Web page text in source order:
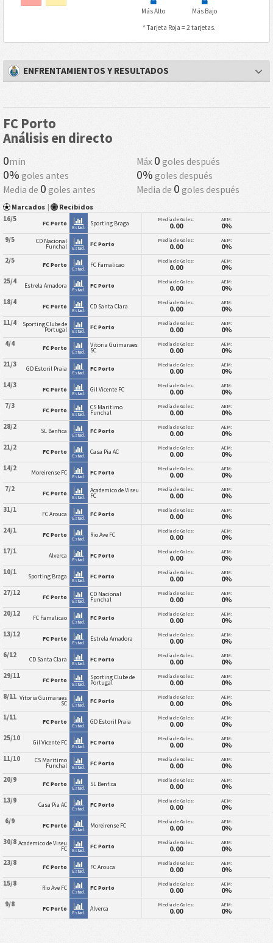
Más Alto
Más Bajo
* Tarjeta Roja = 2 tarjetas.
ENFRENTAMIENTOS Y RESULTADOS
FC Porto
Análisis en directo
0min Máx 0 goles después
0% goles antes 0% goles después
Media de 0 goles antes Media de 0 goles después
Marcados | Recibidos
16/5 FC Porto
Estad.
Sporting Braga Media de Goles:
0.00
AEM:
0%
9/5 CD Nacional
Funchal Estad.
FC Porto Media de Goles:
0.00
AEM:
0%
2/5 FC Porto
Estad.
FC Famalicao Media de Goles:
0.00
AEM:
0%
25/4 Estrela Amadora
Estad.
FC Porto Media de Goles:
0.00
AEM:
0%
18/4 FC Porto
Estad.
CD Santa Clara Media de Goles:
0.00
AEM:
0%
11/4 Sporting Clube de
Portugal Estad.
FC Porto Media de Goles:
0.00
AEM:
0%
4/4 FC Porto
Estad.
Vitoria Guimaraes
SC
Media de Goles:
0.00
AEM:
0%
21/3 GD Estoril Praia
Estad.
FC Porto Media de Goles:
0.00
AEM:
0%
14/3 FC Porto
Estad.
Gil Vicente FC Media de Goles:
0.00
AEM:
0%
7/3 FC Porto
Estad.
CS Maritimo
Funchal
Media de Goles:
0.00
AEM:
0%
28/2 SL Benfica
Estad.
FC Porto Media de Goles:
0.00
AEM:
0%
21/2 FC Porto
Estad.
Casa Pia AC Media de Goles:
0.00
AEM:
0%
14/2 Moreirense FC
Estad.
FC Porto Media de Goles:
0.00
AEM:
0%
7/2 FC Porto
Estad.
Academico de Viseu
FC
Media de Goles:
0.00
AEM:
0%
31/1 FC Arouca
Estad.
FC Porto Media de Goles:
0.00
AEM:
0%
24/1 FC Porto
Estad.
Rio Ave FC Media de Goles:
0.00
AEM:
0%
17/1 Alverca
Estad.
FC Porto Media de Goles:
0.00
AEM:
0%
10/1 Sporting Braga
Estad.
FC Porto Media de Goles:
0.00
AEM:
0%
27/12 FC Porto
Estad.
CD Nacional
Funchal
Media de Goles:
0.00
AEM:
0%
20/12 FC Famalicao
Estad.
FC Porto Media de Goles:
0.00
AEM:
0%
13/12 FC Porto
Estad.
Estrela Amadora Media de Goles:
0.00
AEM:
0%
6/12 CD Santa Clara
Estad.
FC Porto Media de Goles:
0.00
AEM:
0%
29/11 FC Porto
Estad.
Sporting Clube de
Portugal
Media de Goles:
0.00
AEM:
0%
8/11 Vitoria Guimaraes
SC Estad.
FC Porto Media de Goles:
0.00
AEM:
0%
1/11 FC Porto
Estad.
GD Estoril Praia Media de Goles:
0.00
AEM:
0%
25/10 Gil Vicente FC
Estad.
FC Porto Media de Goles:
0.00
AEM:
0%
11/10 CS Maritimo
Funchal Estad.
FC Porto Media de Goles:
0.00
AEM:
0%
20/9 FC Porto
Estad.
SL Benfica Media de Goles:
0.00
AEM:
0%
13/9 Casa Pia AC
Estad.
FC Porto Media de Goles:
0.00
AEM:
0%
6/9 FC Porto
Estad.
Moreirense FC Media de Goles:
0.00
AEM:
0%
30/8 Academico de Viseu
FC Estad.
FC Porto Media de Goles:
0.00
AEM:
0%
23/8 FC Porto
Estad.
FC Arouca Media de Goles:
0.00
AEM:
0%
15/8 Rio Ave FC
Estad.
FC Porto Media de Goles:
0.00
AEM:
0%
9/8 FC Porto
Estad.
Alverca Media de Goles:
0.00
AEM:
0%